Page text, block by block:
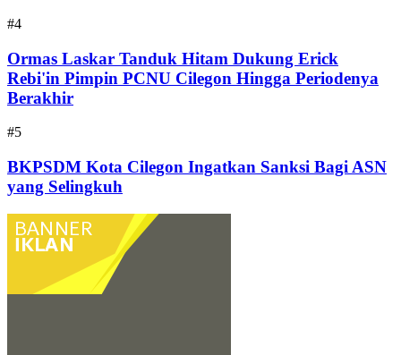
#4
Ormas Laskar Tanduk Hitam Dukung Erick
Rebi'in Pimpin PCNU Cilegon Hingga Periodenya
Berakhir
#5
BKPSDM Kota Cilegon Ingatkan Sanksi Bagi ASN
yang Selingkuh